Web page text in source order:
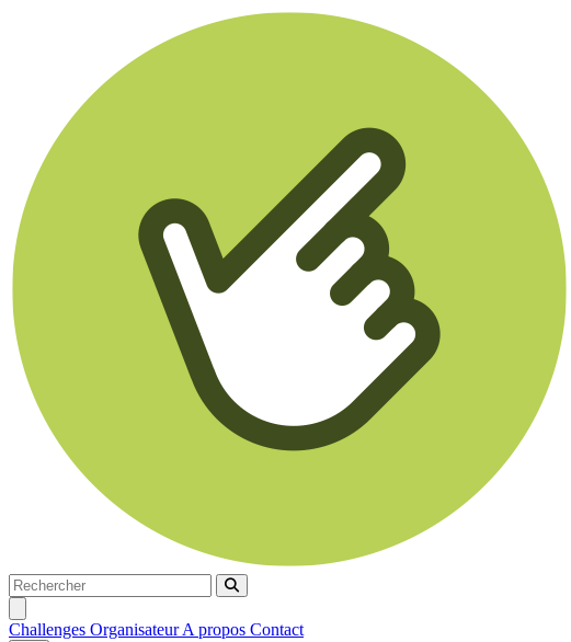
Rechercher
Rechercher
Challenges OrganisateurA propos Contact